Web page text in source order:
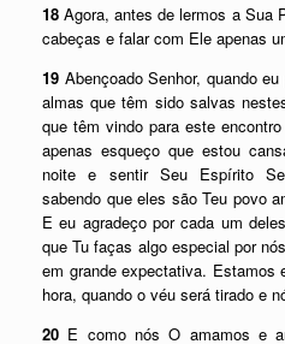
18 Agora, antes de lermos a Sua
cabeças e falar com Ele apenas
19 Abençoado Senhor, quando
almas que têm sido salvas
que têm vindo para este
apenas esqueço que estou
noite e sentir Seu Espírito
sabendo que eles são Teu povo
E eu agradeço por cada um
que Tu faças algo especial por
em grande expectativa. Estamos
hora, quando o véu será tirado e
20 E como nós O amamos e